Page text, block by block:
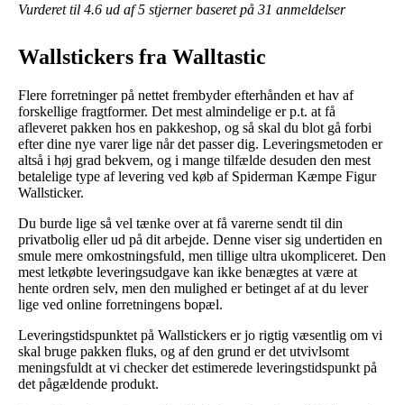
Vurderet til 4.6 ud af 5 stjerner baseret på 31 anmeldelser
Wallstickers fra Walltastic
Flere forretninger på nettet frembyder efterhånden et hav af
forskellige fragtformer. Det mest almindelige er p.t. at få
afleveret pakken hos en pakkeshop, og så skal du blot gå forbi
efter dine nye varer lige når det passer dig. Leveringsmetoden er
altså i høj grad bekvem, og i mange tilfælde desuden den mest
betalelige type af levering ved køb af Spiderman Kæmpe Figur
Wallsticker.
Du burde lige så vel tænke over at få varerne sendt til din
privatbolig eller ud på dit arbejde. Denne viser sig undertiden en
smule mere omkostningsfuld, men tillige ultra ukompliceret. Den
mest letkøbte leveringsudgave kan ikke benægtes at være at
hente ordren selv, men den mulighed er betinget af at du lever
lige ved online forretningens bopæl.
Leveringstidspunktet på Wallstickers er jo rigtig væsentlig om vi
skal bruge pakken fluks, og af den grund er det utvivlsomt
meningsfuldt at vi checker det estimerede leveringstidspunkt på
det pågældende produkt.